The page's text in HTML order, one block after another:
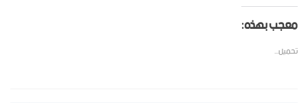
معجب بهذه:
تحميل...